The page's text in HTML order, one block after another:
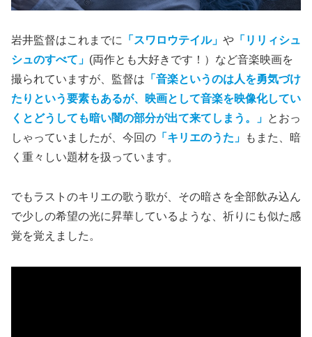
岩井監督はこれまでに 「スワロウテイル」 や 「リリィシュ
シュのすべて」 (両作とも大好きです！）など音楽映画を
撮られていますが、監督は 「音楽というのは人を勇気づけ
たりという要素もあるが、映画として音楽を映像化してい
くとどうしても暗い闇の部分が出て来てしまう。」 とおっ
しゃっていましたが、今回の 「キリエのうた」
もまた、暗
く重々しい題材を扱っています。
でもラストのキリエの歌う歌が、その暗さを全部飲み込ん
で少しの希望の光に昇華しているような、祈りにも似た感
覚を覚えました。